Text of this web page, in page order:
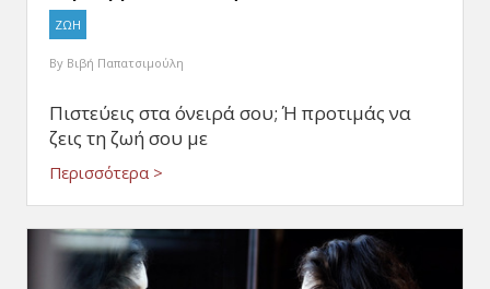
ΖΩΗ
By Βιβή Παπατσιμούλη
Πιστεύεις στα όνειρά σου; Ή προτιμάς να
ζεις τη ζωή σου με
Περισσότερα >